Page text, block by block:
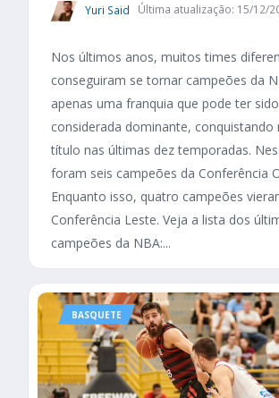
Yuri Said Última atualização: 15/12/
Nos últimos anos, muitos times
conseguiram se tornar campeões da
apenas uma franquia que pode ter sido
considerada dominante, conquistando
título nas últimas dez temporadas.
foram seis campeões da Conferência
Enquanto isso, quatro campeões
Conferência Leste. Veja a lista dos
campeões da NBA:...
BASQUETE